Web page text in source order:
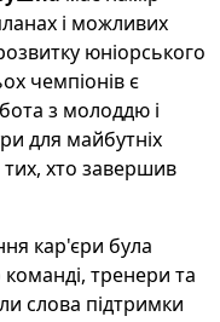
і можливих
юніорського
чемпіонів є
з молоддю і
для майбутніх
хто завершив
кар'єри була
тренери та
слова підтримки